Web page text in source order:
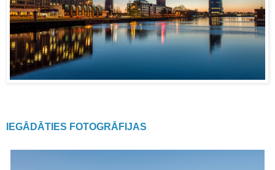
IEGĀDĀTIES FOTOGRĀFIJAS